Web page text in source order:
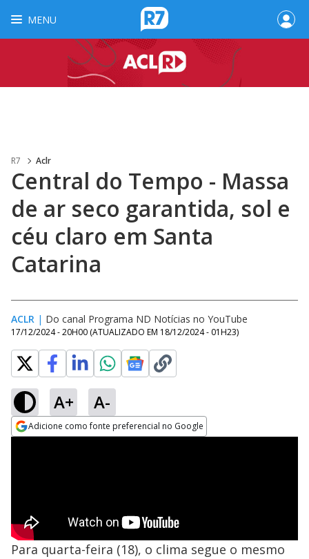
MENU
R7 Aclr
Central do Tempo - Massa
de ar seco garantida, sol e
céu claro em Santa
Catarina
ACLR | Do canal Programa ND Notícias no YouTube
17/12/2024 - 20H00 (ATUALIZADO EM 18/12/2024 - 01H23)
A+ A-
Adicione como fonte preferencial no Google
Para quarta-feira (18), o clima segue o mesmo